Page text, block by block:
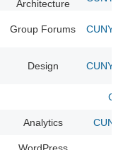
Architecture
Group Forums CUNY
Design CUNY
Analytics